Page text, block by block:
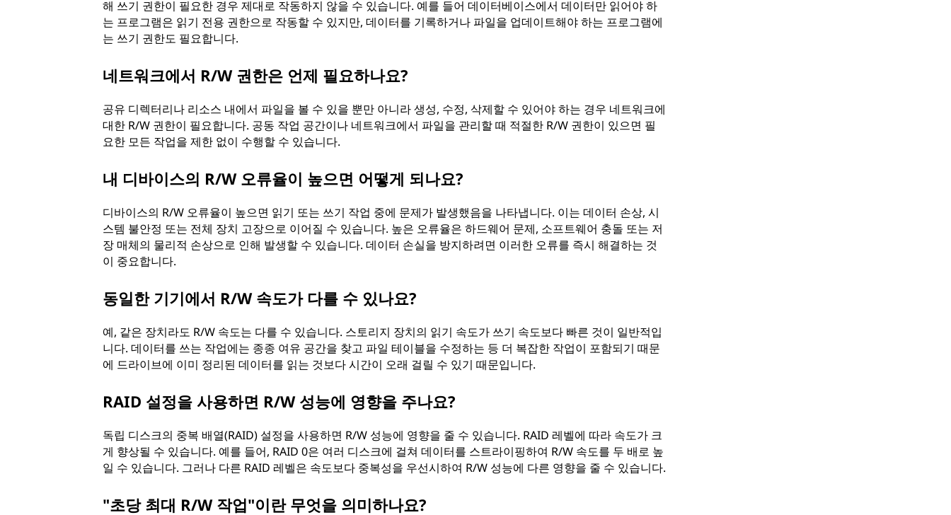
해 쓰기 권한이 필요한 경우 제대로 작동하지 않을 수 있습니다. 예를 들어 데이터베이스에서 데이터만 읽어야 하
는 프로그램은 읽기 전용 권한으로 작동할 수 있지만, 데이터를 기록하거나 파일을 업데이트해야 하는 프로그램에
는 쓰기 권한도 필요합니다.
네트워크에서 R/W 권한은 언제 필요하나요?
공유 디렉터리나 리소스 내에서 파일을 볼 수 있을 뿐만 아니라 생성, 수정, 삭제할 수 있어야 하는 경우 네트워크에
대한 R/W 권한이 필요합니다. 공동 작업 공간이나 네트워크에서 파일을 관리할 때 적절한 R/W 권한이 있으면 필
요한 모든 작업을 제한 없이 수행할 수 있습니다.
내 디바이스의 R/W 오류율이 높으면 어떻게 되나요?
디바이스의 R/W 오류율이 높으면 읽기 또는 쓰기 작업 중에 문제가 발생했음을 나타냅니다. 이는 데이터 손상, 시
스템 불안정 또는 전체 장치 고장으로 이어질 수 있습니다. 높은 오류율은 하드웨어 문제, 소프트웨어 충돌 또는 저
장 매체의 물리적 손상으로 인해 발생할 수 있습니다. 데이터 손실을 방지하려면 이러한 오류를 즉시 해결하는 것
이 중요합니다.
동일한 기기에서 R/W 속도가 다를 수 있나요?
예, 같은 장치라도 R/W 속도는 다를 수 있습니다. 스토리지 장치의 읽기 속도가 쓰기 속도보다 빠른 것이 일반적입
니다. 데이터를 쓰는 작업에는 종종 여유 공간을 찾고 파일 테이블을 수정하는 등 더 복잡한 작업이 포함되기 때문
에 드라이브에 이미 정리된 데이터를 읽는 것보다 시간이 오래 걸릴 수 있기 때문입니다.
RAID 설정을 사용하면 R/W 성능에 영향을 주나요?
독립 디스크의 중복 배열(RAID) 설정을 사용하면 R/W 성능에 영향을 줄 수 있습니다. RAID 레벨에 따라 속도가 크
게 향상될 수 있습니다. 예를 들어, RAID 0은 여러 디스크에 걸쳐 데이터를 스트라이핑하여 R/W 속도를 두 배로 높
일 수 있습니다. 그러나 다른 RAID 레벨은 속도보다 중복성을 우선시하여 R/W 성능에 다른 영향을 줄 수 있습니다.
"초당 최대 R/W 작업"이란 무엇을 의미하나요?